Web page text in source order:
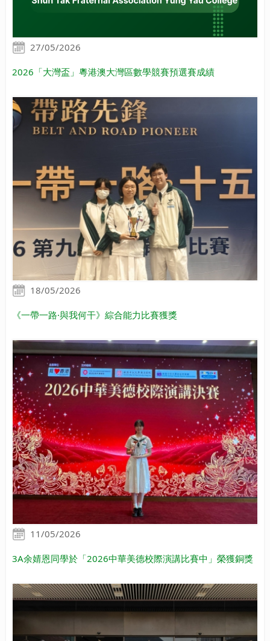
27/05/2026
2026「大灣盃」粵港澳大灣區數學競賽預選賽成績
18/05/2026
《一帶一路·與我何干》綜合能力比賽獲獎
11/05/2026
3A余婧恩同學於「2026中華美德校際演講比賽中」榮獲銅獎